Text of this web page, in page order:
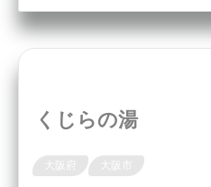
くじらの湯